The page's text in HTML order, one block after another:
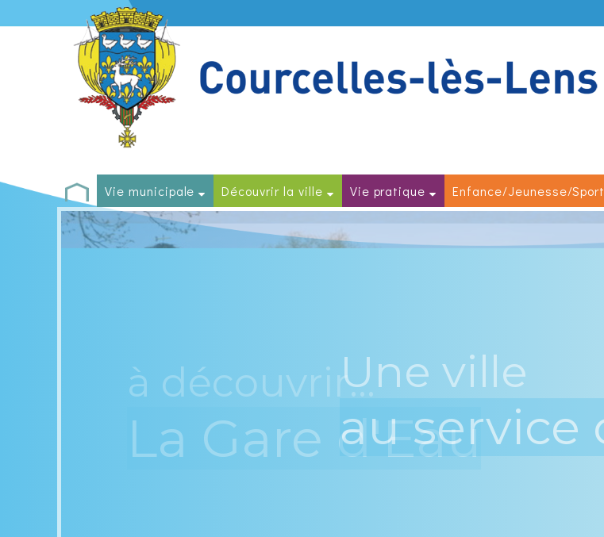
Vie municipale Découvrir la ville Vie pratique Enfance/Jeunesse/Sport
à découvrir...
La Gare d'Eau